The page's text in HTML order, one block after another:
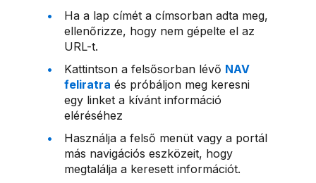
Ha a lap címét a címsorban adta meg,
ellenőrizze, hogy nem gépelte el az
URL-t.
Kattintson a felsősorban lévő NAV
feliratra és próbáljon meg keresni
egy linket a kívánt információ
eléréséhez
Használja a felső menüt vagy a portál
más navigációs eszközeit, hogy
megtalálja a keresett információt.